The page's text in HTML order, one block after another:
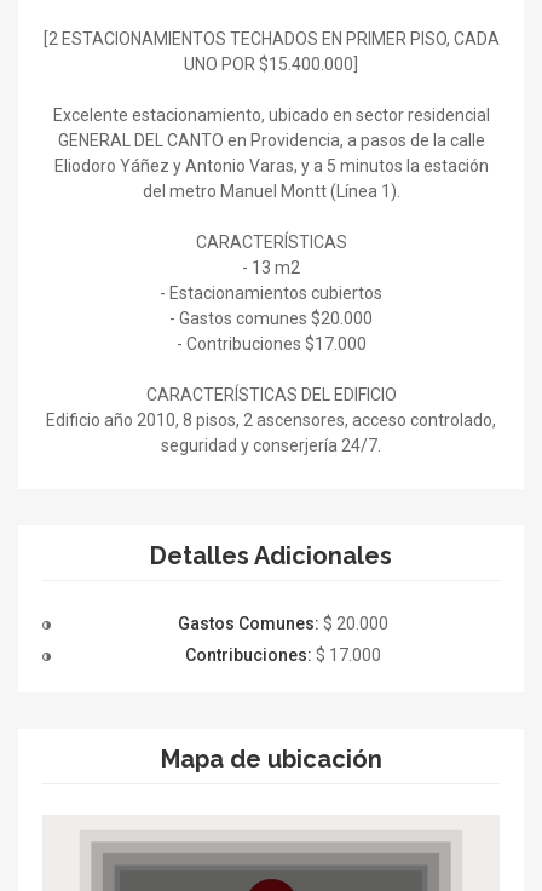
[2 ESTACIONAMIENTOS TECHADOS EN PRIMER PISO, CADA
UNO POR $15.400.000]
Excelente estacionamiento, ubicado en sector residencial
GENERAL DEL CANTO en Providencia, a pasos de la calle
Eliodoro Yáñez y Antonio Varas, y a 5 minutos la estación
del metro Manuel Montt (Línea 1).
CARACTERÍSTICAS
- 13 m2
- Estacionamientos cubiertos
- Gastos comunes $20.000
- Contribuciones $17.000
CARACTERÍSTICAS DEL EDIFICIO
Edificio año 2010, 8 pisos, 2 ascensores, acceso controlado,
seguridad y conserjería 24/7.
Detalles Adicionales
Gastos Comunes: $ 20.000
Contribuciones: $ 17.000
Mapa de ubicación